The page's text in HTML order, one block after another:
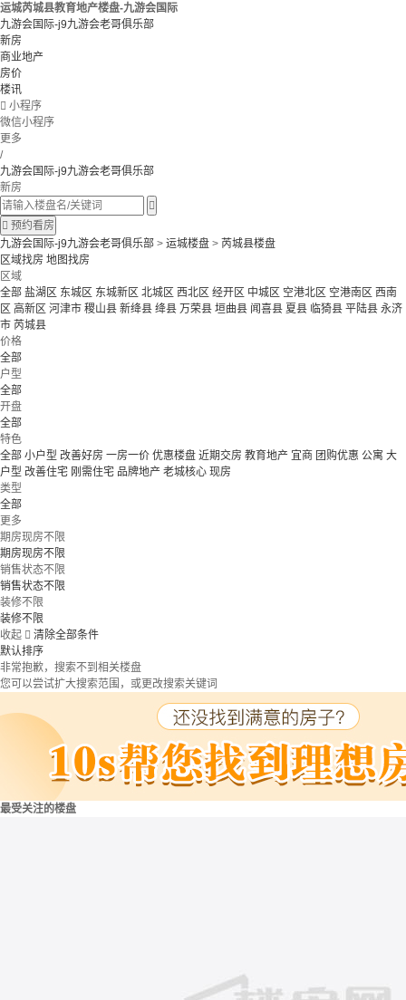
运城芮城县教育地产楼盘-九游会国际
九游会国际-j9九游会老哥俱乐部
新房
商业地产
房价
楼讯
 小程序
微信小程序
更多
/
九游会国际-j9九游会老哥俱乐部
新房

 预约看房
九游会国际-j9九游会老哥俱乐部 > 运城楼盘 > 芮城县楼盘
区域找房 地图找房
区域
全部 盐湖区 东城区 东城新区 北城区 西北区 经开区 中城区 空港北区 空港南区 西南
区 高新区 河津市 稷山县 新绛县 绛县 万荣县 垣曲县 闻喜县 夏县 临猗县 平陆县 永济
市 芮城县
价格
全部
户型
全部
开盘
全部
特色
全部 小户型 改善好房 一房一价 优惠楼盘 近期交房 教育地产 宜商 团购优惠 公寓 大
户型 改善住宅 刚需住宅 品牌地产 老城核心 现房
类型
全部
更多
期房现房不限
期房现房不限
销售状态不限
销售状态不限
装修不限
装修不限
收起  清除全部条件
默认排序
非常抱歉，搜索不到相关楼盘
您可以尝试扩大搜索范围，或更改搜索关键词
最受关注的楼盘